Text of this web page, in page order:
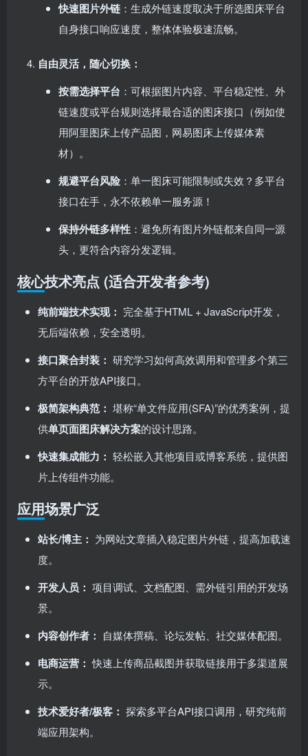
快速图片外链 ：生成外链速度取决于所选图床平台
自身接口响应速度，整体体验极速流畅。
自由灵活，随心切换：​
按需选择平台 ：可根据图片内容、平台稳定性、外
链速度或平台规则选择最合适的图床接口（例如使
用阿里图床上传产品图，网易图床上传媒体素
材）。
规避平台风险 ：单一图床可能限制或失效？多平台
接口在手，永不依赖单一服务源！
保持外链多样性 ：避免所有图片外链都来自同一源
头，更符合内容分发逻辑。
核心技术亮点 (适合开发者参考)
纯前端技术实现：​ 完全基于HTML + JavaScript开发，
无后端依赖，安全透明。
接口聚合封装：​ 研究学习如何高效调用和管理多个第三
方平台的开放API接口。
极简架构典范：​ 堪称“单文件应用(SFA)”的优秀案例，提
供单页面图床解决方案的设计思路。
快速集成能力：​ 轻松嵌入其他项目或博客系统，提供图
片上传组件功能。
应用场景广泛
站长/博主：​ 为网站文章插入稳定图片外链，提高加载速
度。
开发人员：​ 项目调试、文档配图、需外链引用的开发场
景。
内容创作者：​ 自媒体撰稿、论坛发帖、社交媒体配图。
电商运营：​ 快速上传商品截图并获取链接用于多渠道展
示。
技术爱好者/极客：​ 探索多平台API接口调用，研究纯前
端应用架构。